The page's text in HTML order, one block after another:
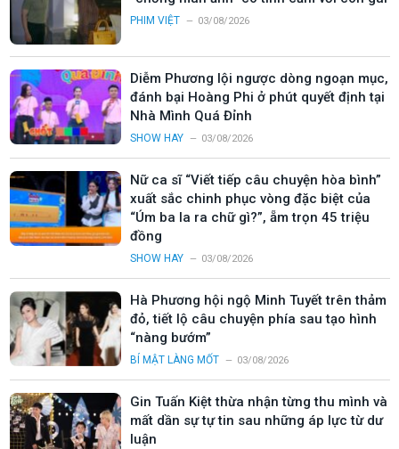
PHIM VIỆT 03/08/2026
Diễm Phương lội ngược dòng ngoạn mục,
đánh bại Hoàng Phi ở phút quyết định tại
Nhà Mình Quá Đỉnh
SHOW HAY 03/08/2026
Nữ ca sĩ “Viết tiếp câu chuyện hòa bình”
xuất sắc chinh phục vòng đặc biệt của
“Úm ba la ra chữ gì?”, ẵm trọn 45 triệu
đồng
SHOW HAY 03/08/2026
Hà Phương hội ngộ Minh Tuyết trên thảm
đỏ, tiết lộ câu chuyện phía sau tạo hình
“nàng bướm”
BÍ MẬT LÀNG MỐT 03/08/2026
Gin Tuấn Kiệt thừa nhận từng thu mình và
mất dần sự tự tin sau những áp lực từ dư
luận